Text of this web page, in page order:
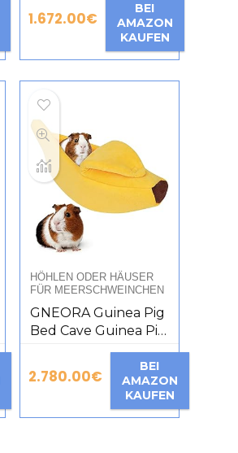
Pet Nest Small Pet
House [F]
1.672.00€
BEI
AMAZON
KAUFEN
HÖHLEN ODER HÄUSER
FÜR MEERSCHWEINCHEN
GNEORA Guinea Pig
Bed Cave Guinea Pig
Hideaway Rats
Hamster Bed House
Small Animal Houses
and Habitats Warm
Hideaway Cosy
2.780.00€
BEI
AMAZON
KAUFEN